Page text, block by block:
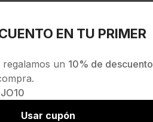
EN TU PRIMER
regalamos un 10% de descuento
Usar cupón